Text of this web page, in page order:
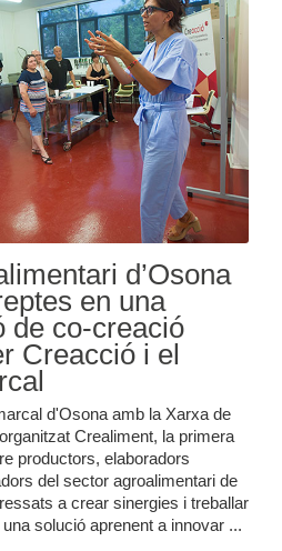
d’Osona
en una
de co-creació
Creacció i el
d'Osona amb la Xarxa de
Crealiment, la primera
productors, elaboradors
del sector agroalimentari de
a crear sinergies i treballar
solució aprenent a innovar ...